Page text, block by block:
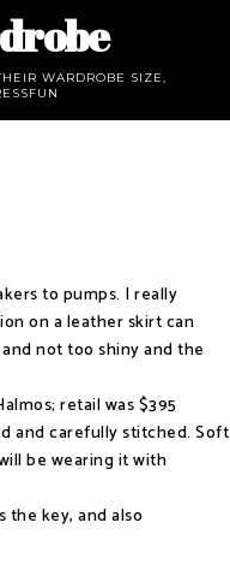
WARDROBE SIZE,
to pumps. I really
on a leather skirt can
not too shiny and the
retail was $395
and carefully stitched. Soft
be wearing it with
the key, and also